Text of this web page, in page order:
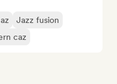
Jazz fusion
caz